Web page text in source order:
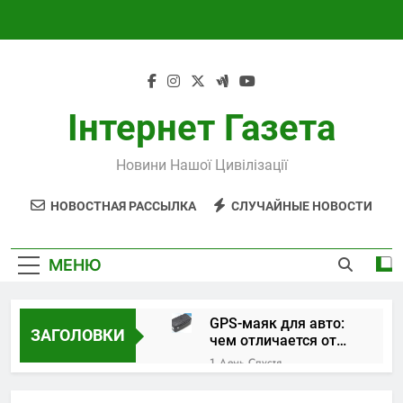
Інтернет Газета
Новини Нашої Цивілізації
НОВОСТНАЯ РАССЫЛКА СЛУЧАЙНЫЕ НОВОСТИ
МЕНЮ
ЗАГОЛОВКИ
GPS-маяк для авто:
чем отличается от
трекера и как
выбрать устройство
1 День Спустя